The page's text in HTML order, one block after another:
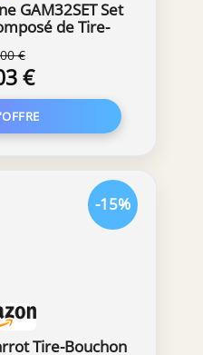
GAM32SET Set
de Tire-
de Bouteille
€
€
Tire-Bouchon
-15%